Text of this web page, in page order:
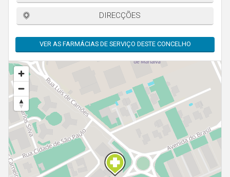
Viana do Castelo
Vila Real
Viseu
Madeira
Açores
DIRECÇÕES
VER AS FARMÁCIAS DE SERVIÇO DESTE CONCELHO